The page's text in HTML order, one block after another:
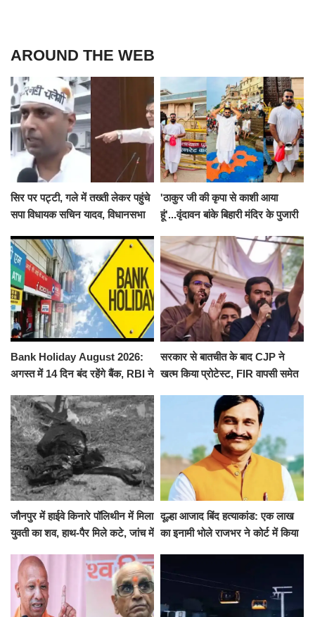
AROUND THE WEB
सिर पर पट्टी, गले में तख्ती लेकर पहुंचे
सपा विधायक सचिन यादव, विधानसभा
निलंबित
'ठाकुर जी की कृपा से काशी आया
हूं'...वृंदावन बांके बिहारी मंदिर के पुजारी
जलाभिषेक
Bank Holiday August 2026:
अगस्त में 14 दिन बंद रहेंगे बैंक, RBI ने
सरकार से बातचीत के बाद CJP ने
खत्म किया प्रोटेस्ट, FIR वापसी समेत
जौनपुर में हाईवे किनारे पॉलिथीन में मिला
युवती का शव, हाथ-पैर मिले कटे, जांच में
दूल्हा आजाद बिंद हत्याकांड: एक लाख
का इनामी भोले राजभर ने कोर्ट में किया